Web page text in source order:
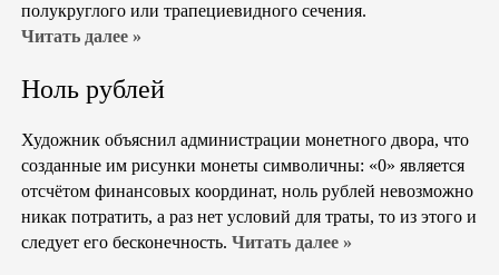
полукруглого или трапециевидного сечения.
Читать далее »
Ноль рублей
Художник объяснил администрации монетного двора, что
созданные им рисунки монеты символичны: «0» является
отсчётом финансовых координат, ноль рублей невозможно
никак потратить, а раз нет условий для траты, то из этого и
следует его бесконечность. Читать далее »